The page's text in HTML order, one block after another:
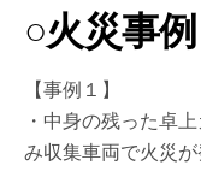
○火災事例
【事例１】
・中身の残った卓
み収集車両で火災が